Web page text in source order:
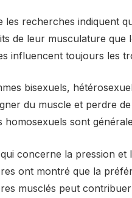
les recherches indiquent
de leur musculature que
influencent toujours les
bisexuels,
du muscle et perdre
homosexuels sont
concerne la pression et
ont montré que la
musclés peut